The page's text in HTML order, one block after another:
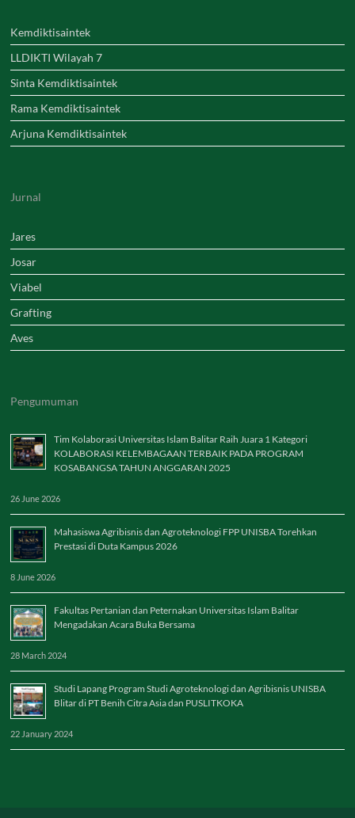
Kemdiktisaintek
LLDIKTI Wilayah 7
Sinta Kemdiktisaintek
Rama Kemdiktisaintek
Arjuna Kemdiktisaintek
Jurnal
Jares
Josar
Viabel
Grafting
Aves
Pengumuman
Tim Kolaborasi Universitas Islam Balitar Raih Juara 1 Kategori
KOLABORASI KELEMBAGAAN TERBAIK PADA PROGRAM
KOSABANGSA TAHUN ANGGARAN 2025
26 June 2026
Mahasiswa Agribisnis dan Agroteknologi FPP UNISBA Torehkan
Prestasi di Duta Kampus 2026
8 June 2026
Fakultas Pertanian dan Peternakan Universitas Islam Balitar
Mengadakan Acara Buka Bersama
28 March 2024
Studi Lapang Program Studi Agroteknologi dan Agribisnis UNISBA
Blitar di PT Benih Citra Asia dan PUSLITKOKA
22 January 2024